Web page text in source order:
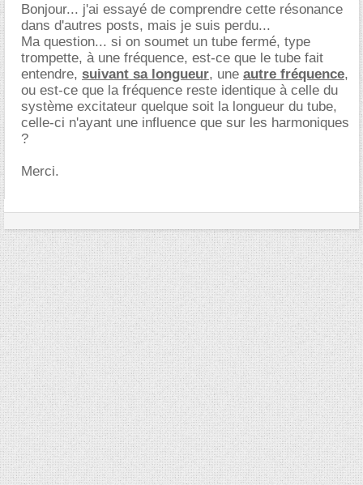
Bonjour... j'ai essayé de comprendre cette résonance
dans d'autres posts, mais je suis perdu...
Ma question... si on soumet un tube fermé, type
trompette, à une fréquence, est-ce que le tube fait
entendre, suivant sa longueur, une autre fréquence,
ou est-ce que la fréquence reste identique à celle du
système excitateur quelque soit la longueur du tube,
celle-ci n'ayant une influence que sur les harmoniques
?
Merci.